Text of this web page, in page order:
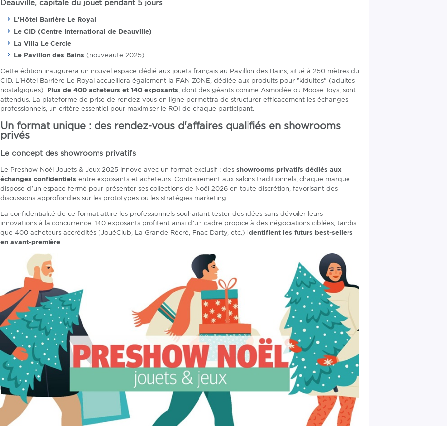
Deauville, capitale du jouet pendant 5 jours
L'Hôtel Barrière Le Royal
Le CID (Centre International de Deauville)
La Villa Le Cercle
Le Pavillon des Bains (nouveauté 2025)
Cette édition inaugurera un nouvel espace dédié aux jouets français au Pavillon des Bains, situé à 250 mètres du
CID. L'Hôtel Barrière Le Royal accueillera également la FAN ZONE, dédiée aux produits pour "kidultes" (adultes
nostalgiques). Plus de 400 acheteurs et 140 exposants , dont des géants comme Asmodée ou Moose Toys, sont
attendus. La plateforme de prise de rendez-vous en ligne permettra de structurer efficacement les échanges
professionnels, un critère essentiel pour maximiser le ROI de chaque participant.
Un format unique : des rendez-vous d'affaires qualifiés en showrooms
privés
Le concept des showrooms privatifs
Le Preshow Noël Jouets & Jeux 2025 innove avec un format exclusif : des showrooms privatifs dédiés aux
échanges confidentiels entre exposants et acheteurs. Contrairement aux salons traditionnels, chaque marque
dispose d’un espace fermé pour présenter ses collections de Noël 2026 en toute discrétion, favorisant des
discussions approfondies sur les prototypes ou les stratégies marketing.
La confidentialité de ce format attire les professionnels souhaitant tester des idées sans dévoiler leurs
innovations à la concurrence. 140 exposants profitent ainsi d’un cadre propice à des négociations ciblées, tandis
que 400 acheteurs accrédités (JouéClub, La Grande Récré, Fnac Darty, etc.) identifient les futurs best-sellers
en avant-première.